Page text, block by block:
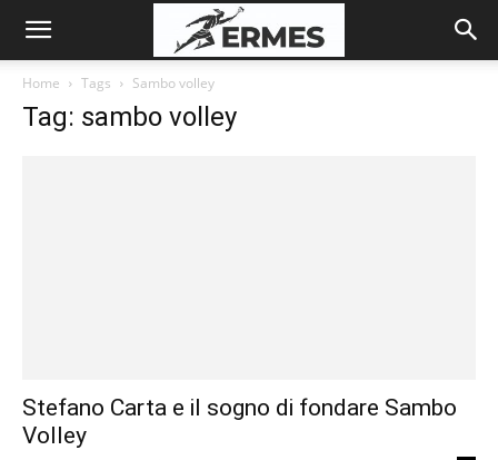
Home Tags Sambo volley
Tag: sambo volley
Stefano Carta e il sogno di fondare Sambo
Volley